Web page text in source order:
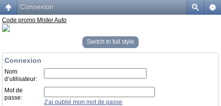
Connexion
Code promo Mister Auto
Switch to full style
Connexion
Nom
d’utilisateur:
Mot de
passe:
J’ai oublié mon mot de passe